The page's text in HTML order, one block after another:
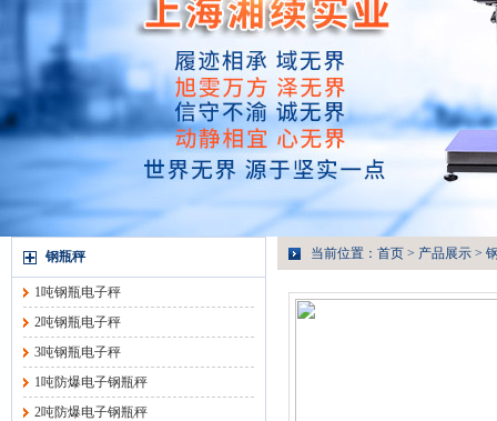
钢瓶秤
1吨钢瓶电子秤
2吨钢瓶电子秤
3吨钢瓶电子秤
1吨防爆电子钢瓶秤
2吨防爆电子钢瓶秤
当前位置： 首页 > 产品展示 >